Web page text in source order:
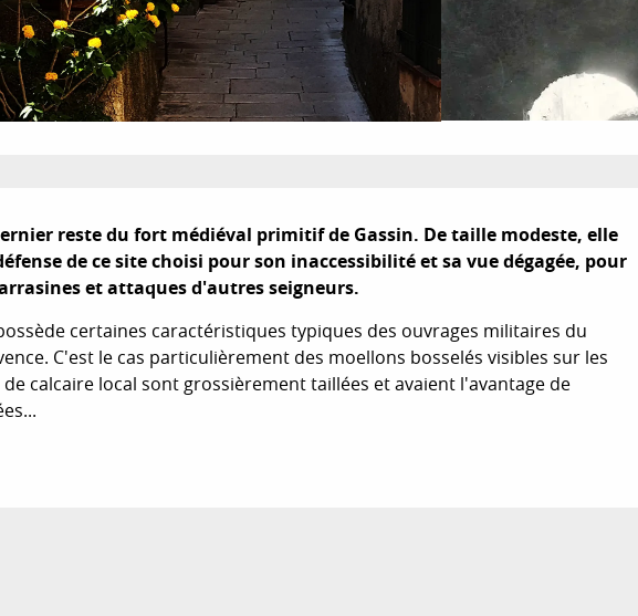
reste du fort médiéval primitif de Gassin. De taille modeste, elle
de ce site choisi pour son inaccessibilité et sa vue dégagée, pour
et attaques d'autres seigneurs.
certaines caractéristiques typiques des ouvrages militaires du
C'est le cas particulièrement des moellons bosselés visibles sur les
calcaire local sont grossièrement taillées et avaient l'avantage de